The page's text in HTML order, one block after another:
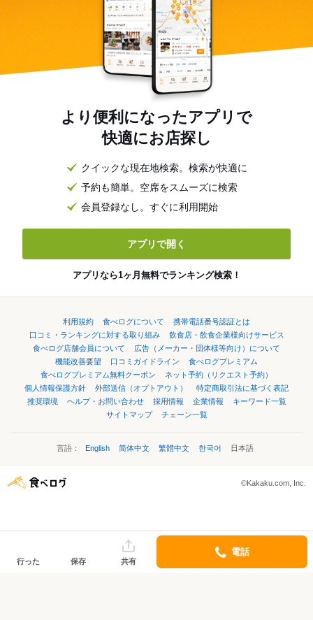
より便利になったアプリで
快適にお店探し
クイックな現在地検索。検索が快適に
予約も簡単。空席をスムーズに検索
会員登録なし。すぐに利用開始
アプリで開く
アプリなら1ヶ月無料でランキング検索！
利用規約 食べログについて
携帯電話番号認証とは
口コミ・ランキングに対する取り組み
飲食店・飲食企業様向けサービス
食べログ店舗会員について
広告（メーカー・団体様等向け）について
機能改善要望
口コミガイドライン
食べログプレミアム
食べログプレミアム無料クーポン
ネット予約（リクエスト予約）
個人情報保護方針
外部送信（オプトアウト）
特定商取引法に基づく表記
推奨環境
ヘルプ・お問い合わせ 採用情報 企業情報
キーワード一覧
サイトマップ
チェーン一覧
言語： English 简体中文 繁體中文 한국어 日本語
©Kakaku.com, Inc.
行った 保存 共有
電話